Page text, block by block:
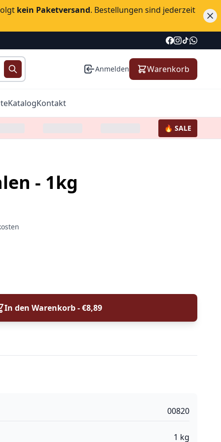
kein Paketversand. Bestellungen sind jederzeit
Anmelden Warenkorb
KatalogKontakt
🔥 SALE
- 1kg
In den Warenkorb - €8,89
00820
1 kg